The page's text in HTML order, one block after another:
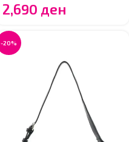
2,690 ден
-20%